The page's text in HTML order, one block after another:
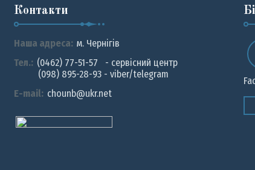
Контакти
Наша адреса: м. Чернiгiв
Тел.: (0462) 77-51-57 - сервісний центр
(098) 895-28-93 - viber/telegram
E-mail: chounb@ukr.net